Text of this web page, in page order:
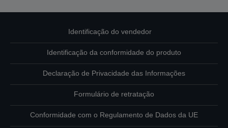
Identificação do vendedor
Identificação da conformidade do produto
Declaração de Privacidade das Informações
Formulário de retratação
Conformidade com o Regulamento de Dados da UE